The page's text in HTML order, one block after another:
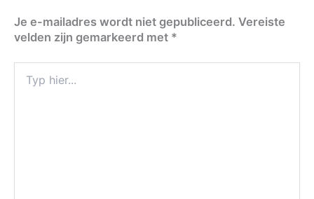
Je e-mailadres wordt niet gepubliceerd. Vereiste
velden zijn gemarkeerd met *
hier...